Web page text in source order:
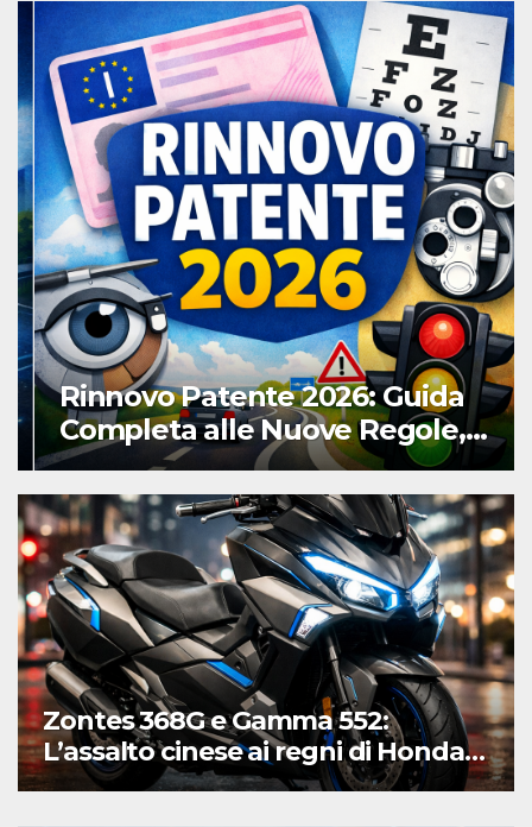
Rinnovo Patente 2026: Guida
Completa alle Nuove Regole,
Digitalizzazione e Costi
Zontes 368G e Gamma 552:
L’assalto cinese ai regni di Honda e
Yamaha